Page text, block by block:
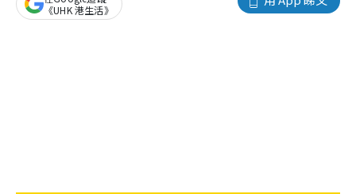
《UHK 港生活》